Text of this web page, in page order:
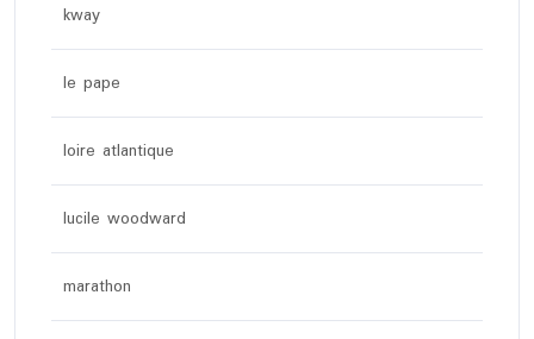
kway
le pape
loire atlantique
lucile woodward
marathon